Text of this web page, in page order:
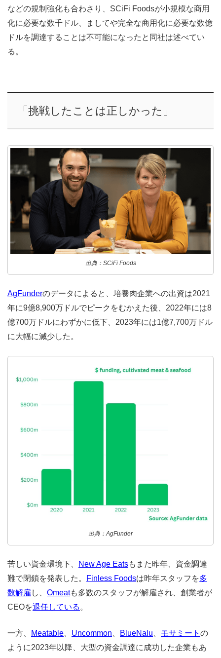
などの規制強化も合わさり、SCiFi Foodsが小規模な商用
化に必要な数千ドル、ましてや完全な商用化に必要な数億
ドルを調達することは不可能になったと同社は述べてい
る。
「挑戦したことは正しかった」
出典：SCiFi Foods
AgFunderのデータによると、培養肉企業への出資は2021
年に9億8,900万ドルでピークをむかえた後、2022年には8
億700万ドルにわずかに低下、2023年には1億7,700万ドル
に大幅に減少した。
出典：AgFunder
苦しい資金環境下、 New Age Eatsもまた昨年、資金調達
難で閉鎖を発表した。
Finless Foodsは昨年スタッフを多
数解雇 し、 Omeatも多数のスタッフが解雇され、創業者が
CEOを退任している 。
一方、 Meatable Uncommon BlueNalu モサミート の
ように2023年以降、大型の資金調達に成功した企業もあ